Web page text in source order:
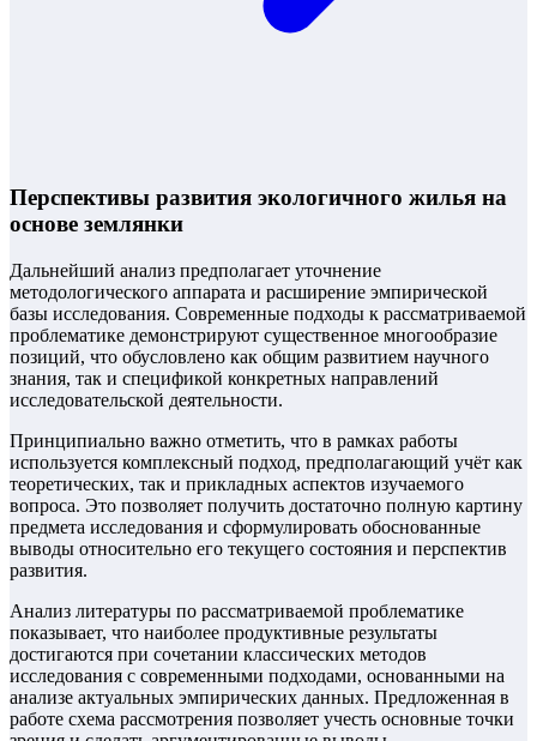
Перспективы развития экологичного жилья на
основе землянки
Дальнейший анализ предполагает уточнение
методологического аппарата и расширение эмпирической
базы исследования. Современные подходы к рассматриваемой
проблематике демонстрируют существенное многообразие
позиций, что обусловлено как общим развитием научного
знания, так и спецификой конкретных направлений
исследовательской деятельности.
Принципиально важно отметить, что в рамках работы
используется комплексный подход, предполагающий учёт как
теоретических, так и прикладных аспектов изучаемого
вопроса. Это позволяет получить достаточно полную картину
предмета исследования и сформулировать обоснованные
выводы относительно его текущего состояния и перспектив
развития.
Анализ литературы по рассматриваемой проблематике
показывает, что наиболее продуктивные результаты
достигаются при сочетании классических методов
исследования с современными подходами, основанными на
анализе актуальных эмпирических данных. Предложенная в
работе схема рассмотрения позволяет учесть основные точки